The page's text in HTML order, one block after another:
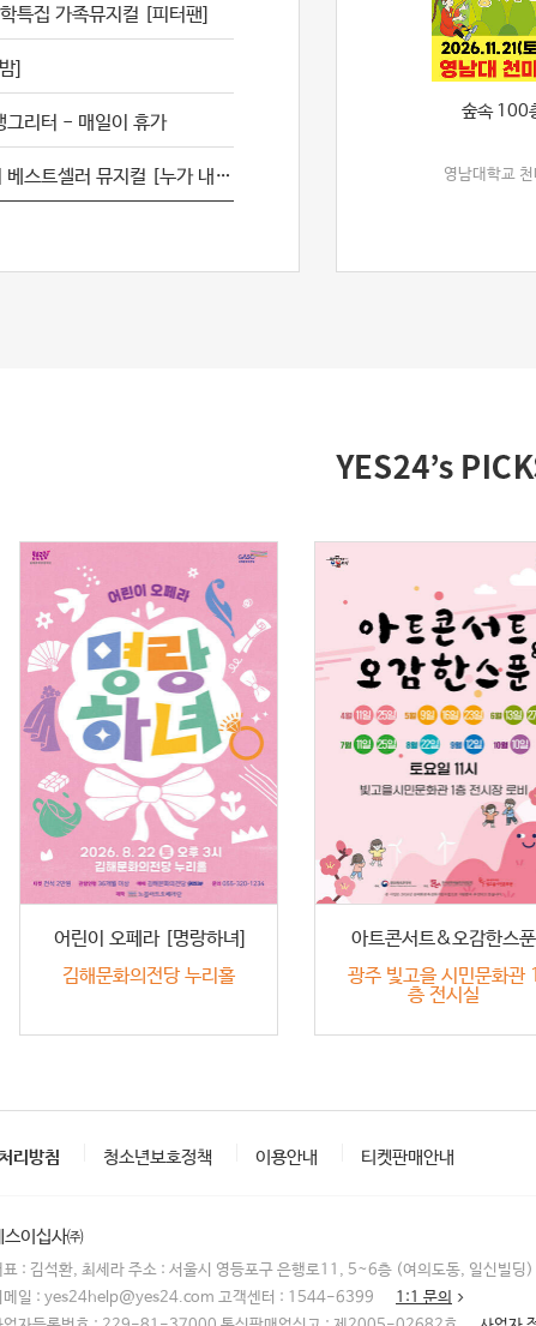
특집 가족뮤지컬 [피터팬]
]
그리터 - 매일이 휴가
[서울(양천)] 어린이 베스트셀러 뮤지컬 [누가 내 머리에 똥쌌어?]
숲속 100
어린이 오페라 [명랑하녀]
김해문화의전당 누리홀
아트콘서트&오감한스푼
광주 빛고을 시민문화관 1
층 전시실
리방침 청소년보호정책 이용안내 티켓판매안내
스이십사㈜
표 : 김석환, 최세라 주소 : 서울시 영등포구 은행로11, 5~6층 (여의도동, 일신빌딩)
메일 : yes24help@yes24.com 고객센터 : 1544-6399
1:1 문의